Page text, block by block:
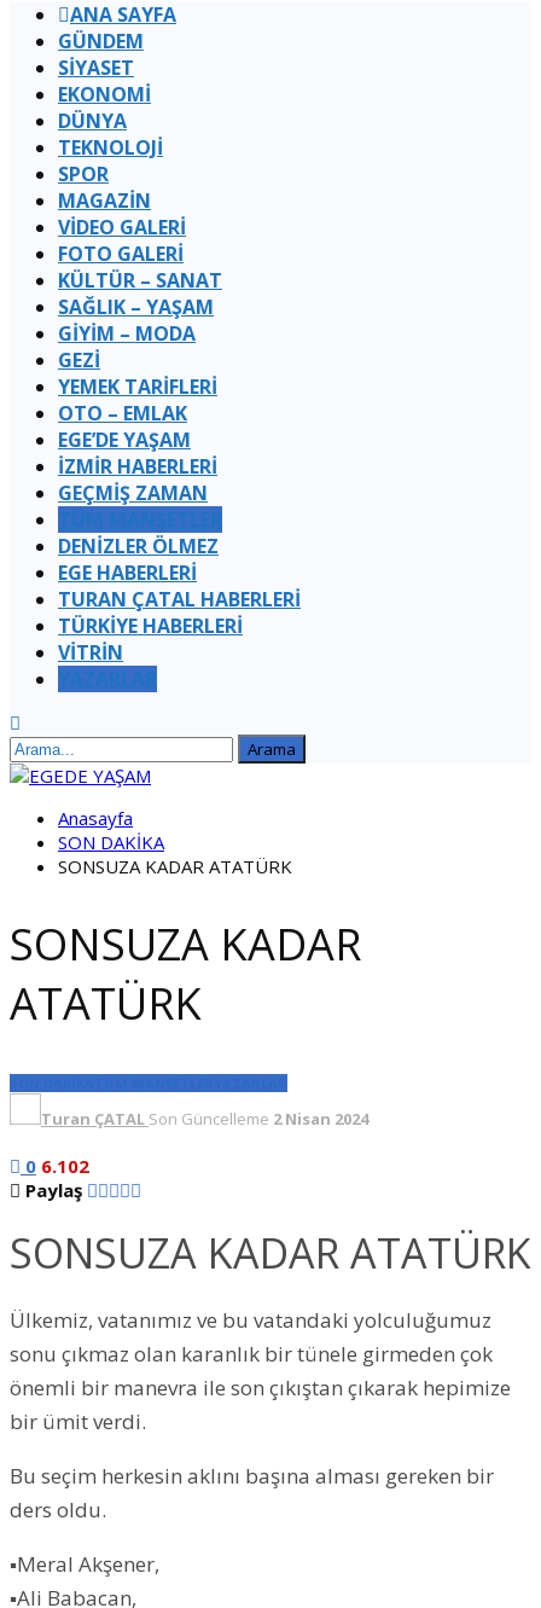
ANA SAYFA
GÜNDEM
SİYASET
EKONOMİ
DÜNYA
TEKNOLOJİ
SPOR
MAGAZİN
VİDEO GALERİ
FOTO GALERİ
KÜLTÜR – SANAT
SAĞLIK – YAŞAM
GİYİM – MODA
GEZİ
YEMEK TARİFLERİ
OTO – EMLAK
EGE’DE YAŞAM
İZMİR HABERLERİ
GEÇMİŞ ZAMAN
TÜM MANŞETLER
DENİZLER ÖLMEZ
EGE HABERLERİ
TURAN ÇATAL HABERLERI
TÜRKİYE HABERLERİ
VİTRİN
YAZARLAR
Anasayfa
SON DAKİKA
SONSUZA KADAR ATATÜRK
SONSUZA KADAR
ATATÜRK
Turan ÇATAL Son Güncelleme 2 Nisan 2024
0 6.102
Paylaş
SONSUZA KADAR ATATÜRK
Ülkemiz, vatanımız ve bu vatandaki yolculuğumuz
sonu çıkmaz olan karanlık bir tünele girmeden çok
önemli bir manevra ile son çıkıştan çıkarak hepimize
bir ümit verdi.
Bu seçim herkesin aklını başına alması gereken bir
ders oldu.
▪Meral Akşener,
▪Ali Babacan,